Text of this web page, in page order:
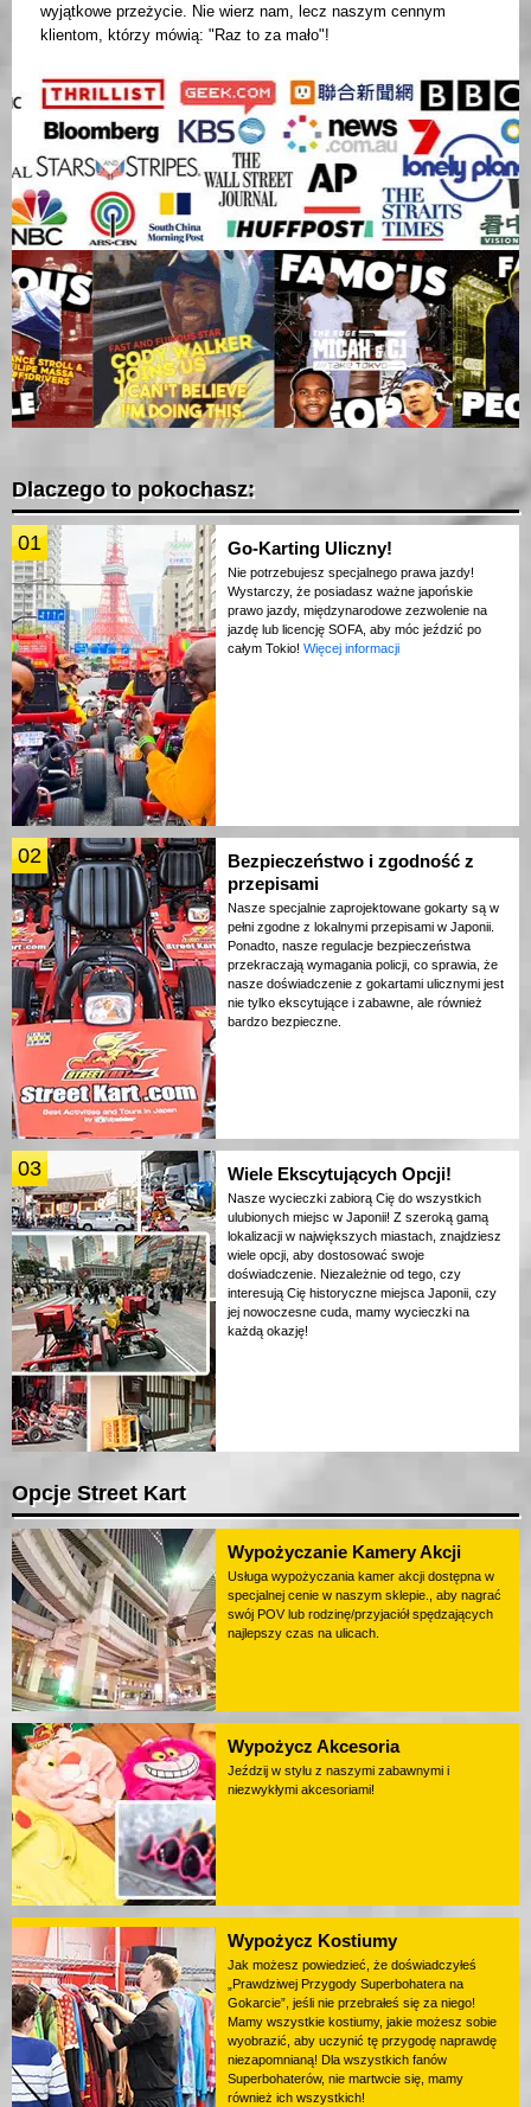
wyjątkowe przeżycie. Nie wierz nam, lecz naszym cennym
klientom, którzy mówią: "Raz to za mało"!
Dlaczego to pokochasz:
01 Go-Karting Uliczny!
Nie potrzebujesz specjalnego prawa jazdy!
Wystarczy, że posiadasz ważne japońskie
prawo jazdy, międzynarodowe zezwolenie na
jazdę lub licencję SOFA, aby móc jeździć po
całym Tokio! Więcej informacji
02
Bezpieczeństwo i zgodność z
przepisami
Nasze specjalnie zaprojektowane gokarty są w
pełni zgodne z lokalnymi przepisami w Japonii.
Ponadto, nasze regulacje bezpieczeństwa
przekraczają wymagania policji, co sprawia, że
nasze doświadczenie z gokartami ulicznymi jest
nie tylko ekscytujące i zabawne, ale również
bardzo bezpieczne.
03 Wiele Ekscytujących Opcji!
Nasze wycieczki zabiorą Cię do wszystkich
ulubionych miejsc w Japonii! Z szeroką gamą
lokalizacji w największych miastach, znajdziesz
wiele opcji, aby dostosować swoje
doświadczenie. Niezależnie od tego, czy
interesują Cię historyczne miejsca Japonii, czy
jej nowoczesne cuda, mamy wycieczki na
każdą okazję!
Opcje Street Kart
Wypożyczanie Kamery Akcji
Usługa wypożyczania kamer akcji dostępna w
specjalnej cenie w naszym sklepie., aby nagrać
swój POV lub rodzinę/przyjaciół spędzających
najlepszy czas na ulicach.
Wypożycz Akcesoria
Jeździj w stylu z naszymi zabawnymi i
niezwykłymi akcesoriami!
Wypożycz Kostiumy
Jak możesz powiedzieć, że doświadczyłeś
„Prawdziwej Przygody Superbohatera na
Gokarcie”, jeśli nie przebrałeś się za niego!
Mamy wszystkie kostiumy, jakie możesz sobie
wyobrazić, aby uczynić tę przygodę naprawdę
niezapomnianą! Dla wszystkich fanów
Superbohaterów, nie martwcie się, mamy
również ich wszystkich!